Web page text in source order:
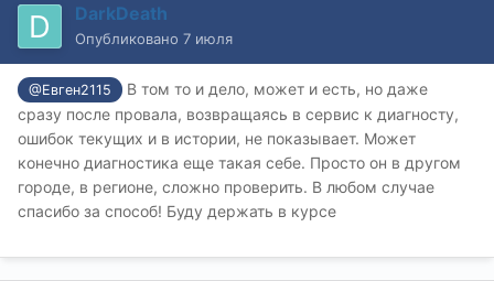
DarkDeath
Опубликовано 7 июля
@Евген2115
В том то и дело, может и есть, но даже
сразу после провала, возвращаясь в сервис к диагносту,
ошибок текущих и в истории, не показывает. Может
конечно диагностика еще такая себе. Просто он в другом
городе, в регионе, сложно проверить. В любом случае
спасибо за способ! Буду держать в курсе